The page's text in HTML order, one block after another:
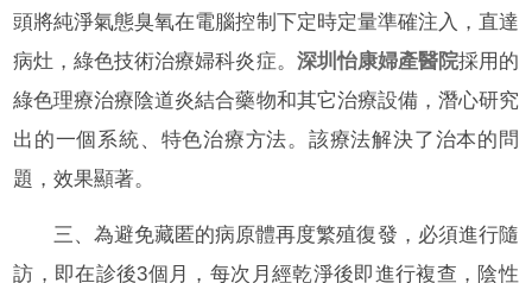
頭將純淨氣態臭氧在電腦控制下定時定量準確注入，直達
病灶，綠色技術治療婦科炎症。 深圳怡康婦產醫院採用的
綠色理療治療陰道炎結合藥物和其它治療設備，潛心研究
出的一個系統、特色治療方法。該療法解決了治本的問
題，效果顯著。
三、為避免藏匿的病原體再度繁殖復發，必須進行隨
訪，即在診後3個月，每次月經乾淨後即進行複查，陰性